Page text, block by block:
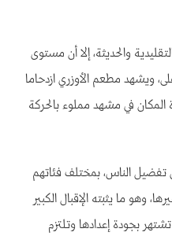
والحديثة، إلا أن مستوى
ويشهد مطعم الأوزري ازدحاما
المكان في مشهد مملوء بالحركة
تفضيل الناس، بمختلف فئاتهم
وهو ما يثبته الإقبال الكبير
بجودة إعدادها وتلتزم